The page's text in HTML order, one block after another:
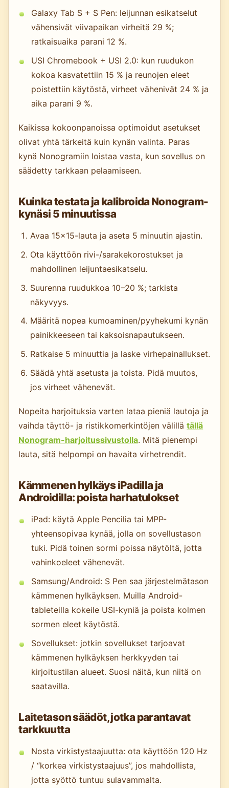
Galaxy Tab S + S Pen: leijunnan esikatselut
vähensivät viivapaikan virheitä 29 %;
ratkaisuaika parani 12 %.
USI Chromebook + USI 2.0: kun ruudukon
kokoa kasvatettiin 15 % ja reunojen eleet
poistettiin käytöstä, virheet vähenivät 24 % ja
aika parani 9 %.
Kaikissa kokoonpanoissa optimoidut asetukset
olivat yhtä tärkeitä kuin kynän valinta. Paras
kynä Nonogramiin loistaa vasta, kun sovellus on
säädetty tarkkaan pelaamiseen.
Kuinka testata ja kalibroida Nonogram-
kynäsi 5 minuutissa
Avaa 15×15-lauta ja aseta 5 minuutin ajastin.
Ota käyttöön rivi-/sarakekorostukset ja
mahdollinen leijuntaesikatselu.
Suurenna ruudukkoa 10–20 %; tarkista
näkyvyys.
Määritä nopea kumoaminen/pyyhekumi kynän
painikkeeseen tai kaksoisnapautukseen.
Ratkaise 5 minuuttia ja laske virhepainallukset.
Säädä yhtä asetusta ja toista. Pidä muutos,
jos virheet vähenevät.
Nopeita harjoituksia varten lataa pieniä lautoja ja
vaihda täyttö- ja ristikkomerkintöjen välillätällä
Nonogram-harjoitussivustolla. Mitä pienempi
lauta, sitä helpompi on havaita virhetrendit.
Kämmenen hylkäys iPadilla ja
Androidilla: poista harhatulokset
iPad: käytä Apple Pencilia tai MPP-
yhteensopivaa kynää, jolla on sovellustason
tuki. Pidä toinen sormi poissa näytöltä, jotta
vahinkoeleet vähenevät.
Samsung/Android: S Pen saa järjestelmätason
kämmenen hylkäyksen. Muilla Android-
tableteilla kokeile USI-kyniä ja poista kolmen
sormen eleet käytöstä.
Sovellukset: jotkin sovellukset tarjoavat
kämmenen hylkäyksen herkkyyden tai
kirjoitustilan alueet. Suosi näitä, kun niitä on
saatavilla.
Laitetason säädöt, jotka parantavat
tarkkuutta
Nosta virkistystaajuutta: ota käyttöön 120 Hz
/ “korkea virkistystaajuus”, jos mahdollista,
jotta syöttö tuntuu sulavammalta.